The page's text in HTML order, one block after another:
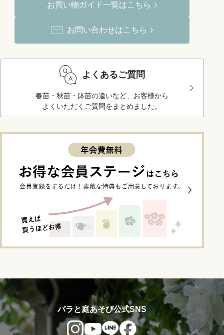
お買い物ガイド一覧はこちら
お問い合わせはこちら
よくあるご質問
春苗・秋苗・鉢苗の違いなど、お客様から
よくいただくご質問をまとめました。
バラと庭あそび公式SNS